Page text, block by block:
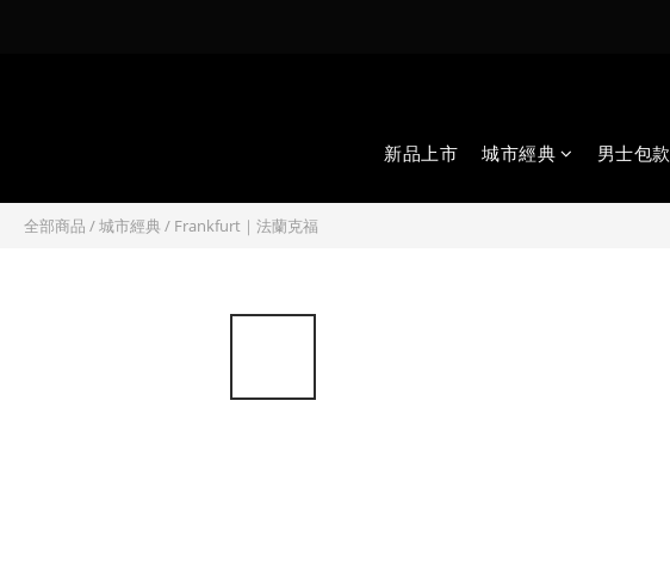
新品上市 城市經典 男士包款
全部商品 /城市經典 / Frankfurt｜法蘭克福